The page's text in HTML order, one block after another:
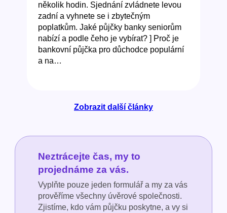
několik hodin. Sjednání zvládnete levou
zadní a vyhnete se i zbytečným
poplatkům. Jaké půjčky banky seniorům
nabízí a podle čeho je vybírat? ] Proč je
bankovní půjčka pro důchodce populární
a na…
Zobrazit další články
Neztrácejte čas, my to
projednáme za vás.
Vyplňte pouze jeden formulář a my za vás
prověříme všechny úvěrové společnosti.
Zjistíme, kdo vám půjčku poskytne, a vy si